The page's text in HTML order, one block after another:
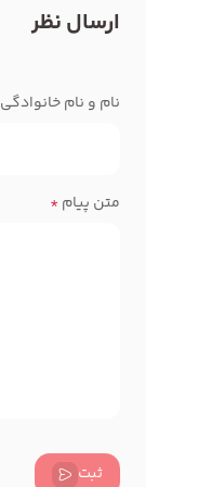
ارسال نظر
نام و نام خانوادگی
متن پیام*
ثبت